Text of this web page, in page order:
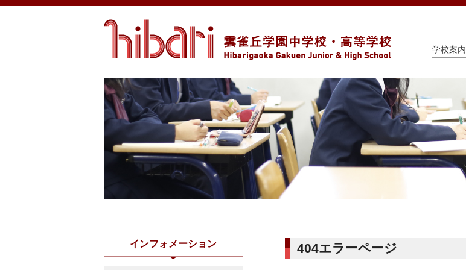
学校案内
404エラーページ
インフォメーション